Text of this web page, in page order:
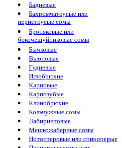
Бадиевые
Бахромчатоусые или
перистоусые сомы
Броняковые или
бокочешуйниковые сомы
Бычковые
Вьюновые
Гудиевые
Иглобрюхие
Карповые
Карпозубые
Клинобрюхие
Кольчужные сомы
Лабиринтовые
Мешкожаберные сомы
Нотоптеровые или спиноперые